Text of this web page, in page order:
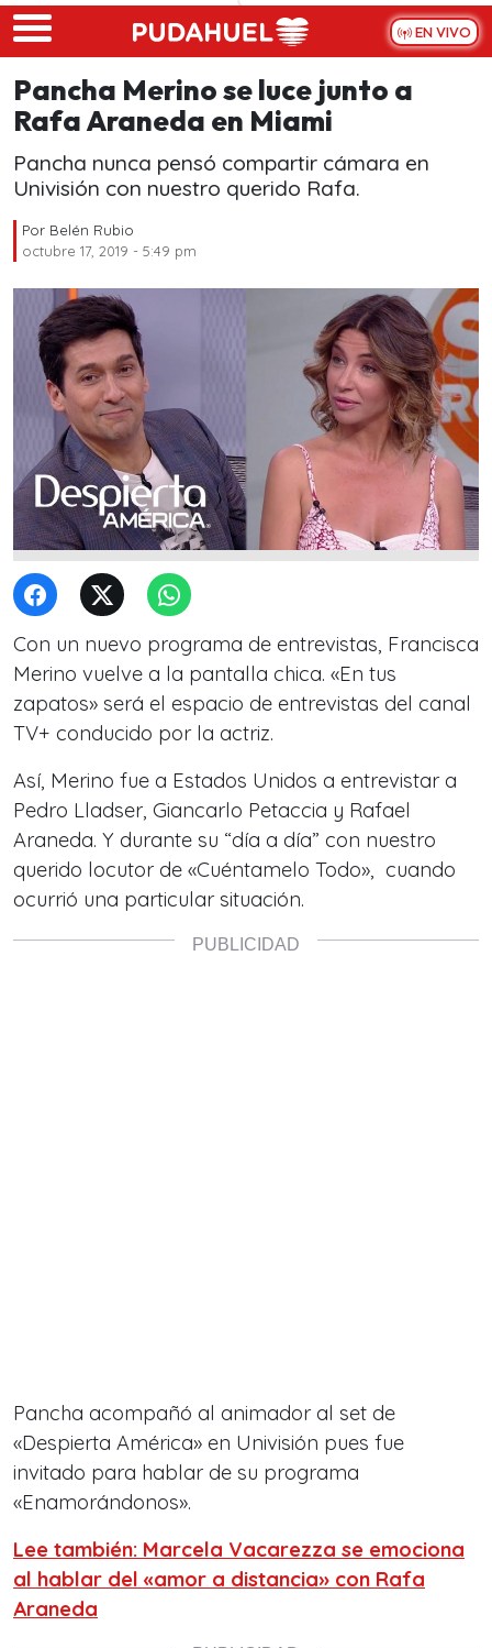
Skip to main content
EN VIVO
Pancha Merino se luce junto a
Rafa Araneda en Miami
Pancha nunca pensó compartir cámara en
Univisión con nuestro querido Rafa.
Por Belén Rubio
octubre 17, 2019 - 5:49 pm
Con un nuevo programa de entrevistas, Francisca
Merino vuelve a la pantalla chica. «En tus
zapatos» será el espacio de entrevistas del canal
TV+ conducido por la actriz.
Así, Merino fue a Estados Unidos a entrevistar a
Pedro Lladser, Giancarlo Petaccia y Rafael
Araneda. Y durante su “día a día” con nuestro
querido locutor de «Cuéntamelo Todo», cuando
ocurrió una particular situación.
Pancha acompañó al animador al set de
«Despierta América» en Univisión pues fue
invitado para hablar de su programa
«Enamorándonos».
Lee también: Marcela Vacarezza se emociona
al hablar del «amor a distancia» con Rafa
Araneda